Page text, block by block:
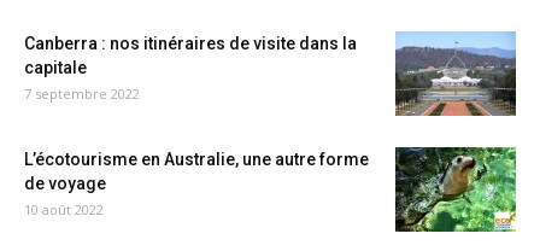
Canberra : nos itinéraires de visite dans la
capitale
7 septembre 2022
L’écotourisme en Australie, une autre forme
de voyage
10 août 2022